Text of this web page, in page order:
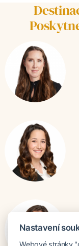
Nastavení
Webové stránky